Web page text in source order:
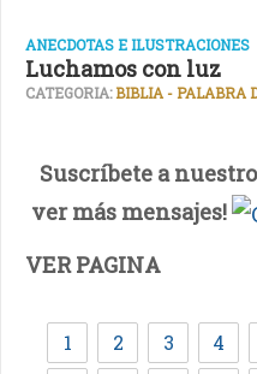
ANECDOTAS E ILUSTRACIONES
Luchamos con luz
CATEGORIA:BIBLIA - PALABRA
Suscríbete a
ver más mensajes!
VER PAGINA
1 2 3 4